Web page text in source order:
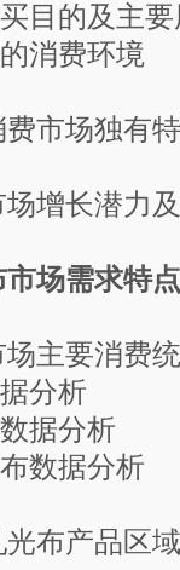
的及主要
费环境
市场独有
增长潜力及
场需求特
主要消费统
分析
分析
据分析
布产品区